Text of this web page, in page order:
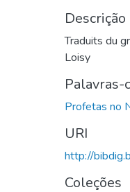
Descrição
Traduits du
Loisy
Palavras-
Profetas no
URI
http://
Coleções